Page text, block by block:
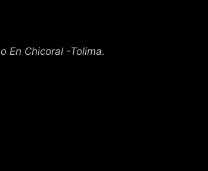
En Chicoral -Tolima.